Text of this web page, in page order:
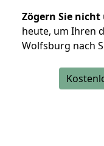
Zögern Sie nicht
heute, um Ihren
Wolfsburg nach